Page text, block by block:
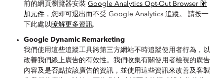
前的網頁瀏覽器安裝 Google Analytics Opt-Out Browser 附
加元件 ，您即可退出而不受 Google Analytics 追蹤。 請按一
下此處以瞭解更多資訊.
Google Dynamic Remarketing
我們使用這些追蹤工具跨第三方網站不時追蹤使用者行為，以
改善我們線上廣告的有效性。我們收集有關使用者檢視的廣告
內容及是否點按該廣告的資訊，並使用這些資訊來改善及客製